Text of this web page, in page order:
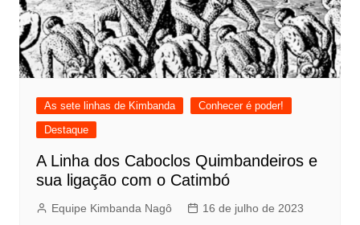
As sete linhas de Kimbanda
Conhecer é poder!
Destaque
A Linha dos Caboclos Quimbandeiros e
sua ligação com o Catimbó
Equipe Kimbanda Nagô 16 de julho de 2023